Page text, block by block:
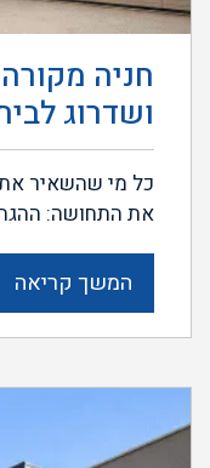
חניה
ושדרוג
כל מי שהשאיר את
את התחושה:
המשך קריאה